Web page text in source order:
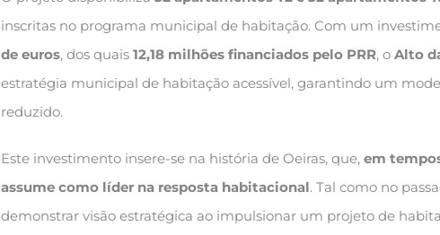
inscritas no programa municipal de habitação. Com um
de euros, dos quais 12,18 milhões financiados pelo PRR, o Alto
estratégia municipal de habitação acessível, garantindo um
reduzido.
Este investimento insere-se na história de Oeiras, que, em
assume como líder na resposta habitacional. Tal como no
demonstrar visão estratégica ao impulsionar um projeto de